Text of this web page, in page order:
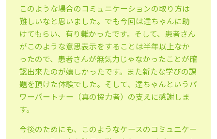
このような場合のコミュニケーションの取り方は
難しいなと思いました。でも今回は達ちゃんに助
けてもらい、有り難かったです。そして、患者さん
がこのような意思表示をすることは半年以上なか
ったので、患者さんが無気力じゃなかったことが確
認出来たのが嬉しかったです。また新たな学びの課
題を頂けた体験でした。そして、達ちゃんというパ
ワーパートナー（真の協力者）の支えに感謝しま
す。
今後のためにも、このようなケースのコミュニケー